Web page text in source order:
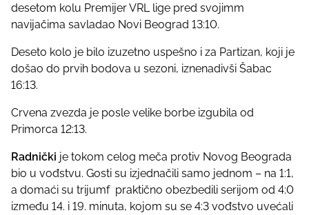
r
e
h
i
s
p
o
t
o
n
:
desetom kolu Premijer VRL lige pred svojimm
navijačima savladao Novi Beograd 13:10.
Deseto kolo je bilo izuzetno uspešno i za Partizan, koji je
došao do prvih bodova u sezoni, iznenadivši Šabac
16:13.
Crvena zvezda je posle velike borbe izgubila od
Primorca 12:13.
Radnički je tokom celog meča protiv Novog Beograda
bio u vođstvu. Gosti su izjednačili samo jednom – na 1:1,
a domaći su trijumf praktično obezbedili serijom od 4:0
između 14. i 19. minuta, kojom su se 4:3 vođstvo uvećali